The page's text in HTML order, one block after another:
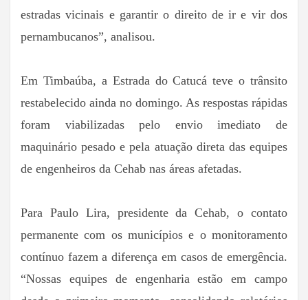
estradas vicinais e garantir o direito de ir e vir dos
pernambucanos”, analisou.
Em Timbaúba, a Estrada do Catucá teve o trânsito
restabelecido ainda no domingo. As respostas rápidas
foram viabilizadas pelo envio imediato de
maquinário pesado e pela atuação direta das equipes
de engenheiros da Cehab nas áreas afetadas.
Para Paulo Lira, presidente da Cehab, o contato
permanente com os municípios e o monitoramento
contínuo fazem a diferença em casos de emergência.
“Nossas equipes de engenharia estão em campo